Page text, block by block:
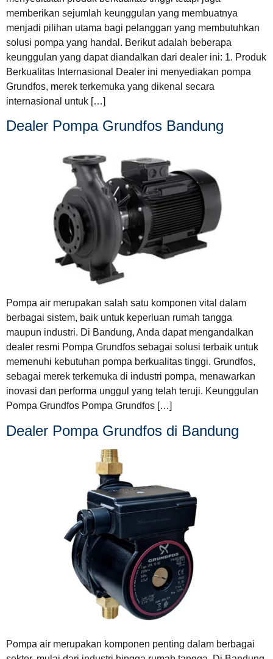
memberikan sejumlah keunggulan yang membuatnya
menjadi pilihan utama bagi pelanggan yang membutuhkan
solusi pompa yang handal. Berikut adalah beberapa
keunggulan yang dapat diandalkan dari dealer ini: 1. Produk
Berkualitas Internasional Dealer ini menyediakan pompa
Grundfos, merek terkemuka yang dikenal secara
internasional untuk […]
Dealer Pompa Grundfos Bandung
Pompa air merupakan salah satu komponen vital dalam
berbagai sistem, baik untuk keperluan rumah tangga
maupun industri. Di Bandung, Anda dapat mengandalkan
dealer resmi Pompa Grundfos sebagai solusi terbaik untuk
memenuhi kebutuhan pompa berkualitas tinggi. Grundfos,
sebagai merek terkemuka di industri pompa, menawarkan
inovasi dan performa unggul yang telah teruji. Keunggulan
Pompa Grundfos Pompa Grundfos […]
Dealer Pompa Grundfos di Bandung
Pompa air merupakan komponen penting dalam berbagai